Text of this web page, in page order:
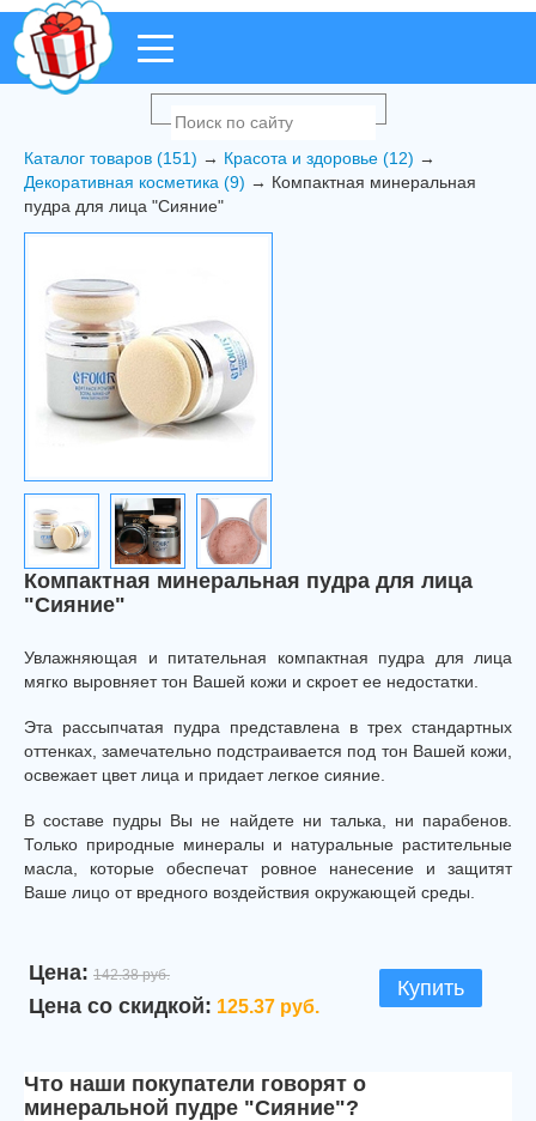
Каталог товаров (151) → Красота и здоровье (12) →
Декоративная косметика (9) → Компактная минеральная
пудра для лица "Сияние"
Компактная минеральная пудра для лица
"Сияние"
Увлажняющая и питательная компактная пудра для лица
мягко выровняет тон Вашей кожи и скроет ее недостатки.
Эта рассыпчатая пудра представлена в трех стандартных
оттенках, замечательно подстраивается под тон Вашей кожи,
освежает цвет лица и придает легкое сияние.
В составе пудры Вы не найдете ни талька, ни парабенов.
Только природные минералы и натуральные растительные
масла, которые обеспечат ровное нанесение и защитят
Ваше лицо от вредного воздействия окружающей среды.
Цена: 142.38 руб.
Цена со скидкой: 125.37 руб.
Купить
Что наши покупатели говорят о
минеральной пудре "Сияние"?